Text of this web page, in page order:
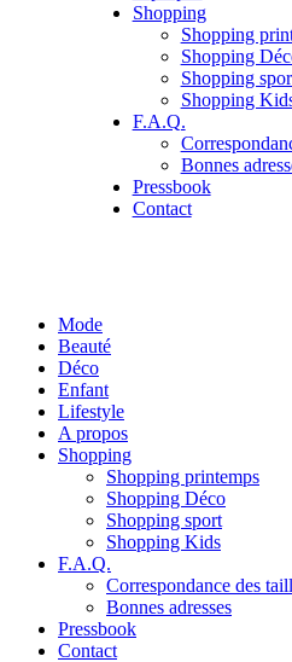
Shopping
Shopping
Shopping
Shopping
Shopping
F.A.Q.
Bonnes
Pressbook
Contact
Mode
Beauté
Déco
Enfant
Lifestyle
A propos
Shopping
Shopping printemps
Shopping Déco
Shopping sport
Shopping Kids
F.A.Q.
Correspondance des
Bonnes adresses
Pressbook
Contact